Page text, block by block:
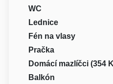
WC
Lednice
Fén na vlasy
Pračka
Domácí mazlíčci (354
Balkón